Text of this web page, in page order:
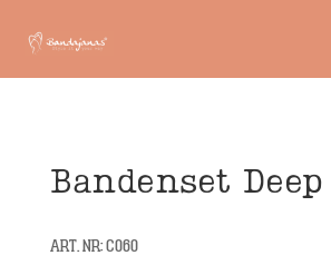
Bandenset
ART. NR: C060